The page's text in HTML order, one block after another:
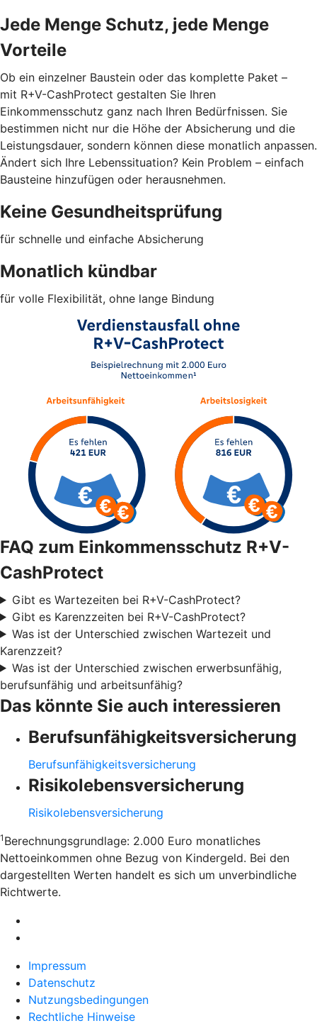
Jede Menge Schutz, jede Menge
Vorteile
Ob ein einzelner Baustein oder das komplette Paket –
mit R+V-CashProtect gestalten Sie Ihren
Einkommensschutz ganz nach Ihren Bedürfnissen. Sie
bestimmen nicht nur die Höhe der Absicherung und die
Leistungsdauer, sondern können diese monatlich anpassen.
Ändert sich Ihre Lebenssituation? Kein Problem – einfach
Bausteine hinzufügen oder herausnehmen.
Keine Gesundheitsprüfung
für schnelle und einfache Absicherung
Monatlich kündbar
für volle Flexibilität, ohne lange Bindung
FAQ zum Einkommensschutz R+V-
CashProtect
Gibt es Wartezeiten bei R+V-CashProtect?
Gibt es Karenzzeiten bei R+V-CashProtect?
Was ist der Unterschied zwischen Wartezeit und
Karenzzeit?
Was ist der Unterschied zwischen erwerbsunfähig,
berufsunfähig und arbeitsunfähig?
Das könnte Sie auch interessieren
Berufsunfähigkeitsversicherung
Berufsunfähigkeitsversicherung
Risikolebensversicherung
Risikolebensversicherung
1 Berechnungsgrundlage: 2.000 Euro monatliches
Nettoeinkommen ohne Bezug von Kindergeld. Bei den
dargestellten Werten handelt es sich um unverbindliche
Richtwerte.
Impressum
Datenschutz
Nutzungsbedingungen
Rechtliche Hinweise